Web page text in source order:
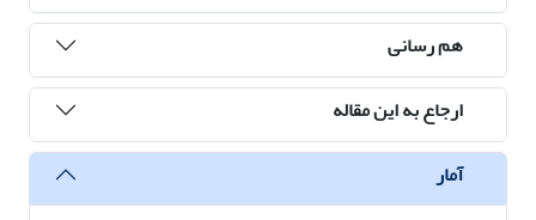
هم رسانی
ارجاع به این مقاله
آمار